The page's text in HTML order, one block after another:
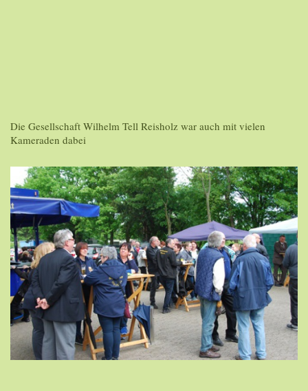
Die Gesellschaft Wilhelm Tell Reisholz war auch mit vielen
Kameraden dabei